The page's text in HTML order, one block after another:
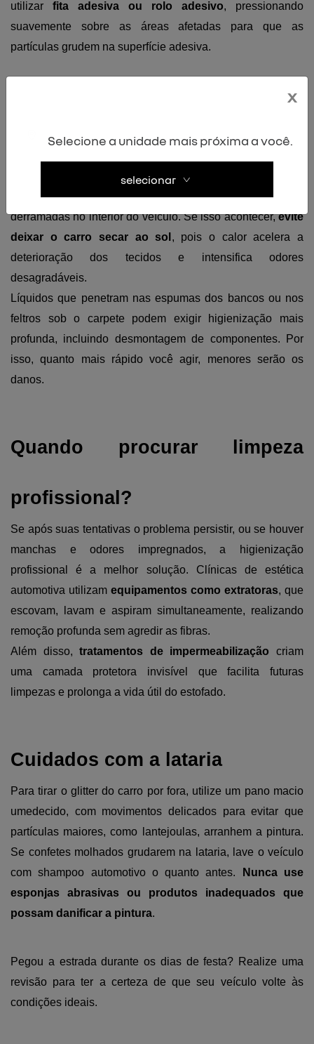
utilizar fita adesiva ou rolo adesivo, pressionando
suavemente sobre as áreas afetadas para que as
partículas grudem na superfície adesiva.
outros resíduos da folia
Durante o Carnaval, não é incomum que bebidas sejam
derramadas no interior do veículo. Se isso acontecer, evite
deixar o carro secar ao sol , pois o calor acelera a
deterioração dos tecidos e intensifica odores
desagradáveis.
Líquidos que penetram nas espumas dos bancos ou nos
feltros sob o carpete podem exigir higienização mais
profunda, incluindo desmontagem de componentes. Por
isso, quanto mais rápido você agir, menores serão os
danos.
Quando procurar limpeza
profissional?
Se após suas tentativas o problema persistir, ou se houver
manchas e odores impregnados, a higienização
profissional é a melhor solução. Clínicas de estética
automotiva utilizam equipamentos como extratoras, que
escovam, lavam e aspiram simultaneamente, realizando
remoção profunda sem agredir as fibras.
Além disso, tratamentos de impermeabilização criam
uma camada protetora invisível que facilita futuras
limpezas e prolonga a vida útil do estofado.
Cuidados com a lataria
Para tirar o glitter do carro por fora, utilize um pano macio
umedecido, com movimentos delicados para evitar que
partículas maiores, como lantejoulas, arranhem a pintura.
Se confetes molhados grudarem na lataria, lave o veículo
com shampoo automotivo o quanto antes.
Nunca use
esponjas abrasivas ou produtos inadequados que
possam danificar a pintura.
Pegou a estrada durante os dias de festa? Realize uma
revisão para ter a certeza de que seu veículo volte às
condições ideais.
x
Selecione a unidade mais próxima a você.
selecionar